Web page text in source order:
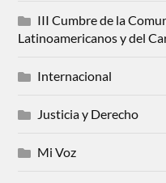
III Cumbre de la
Latinoamericanos y del
Internacional
Justicia y Derecho
Mi Voz